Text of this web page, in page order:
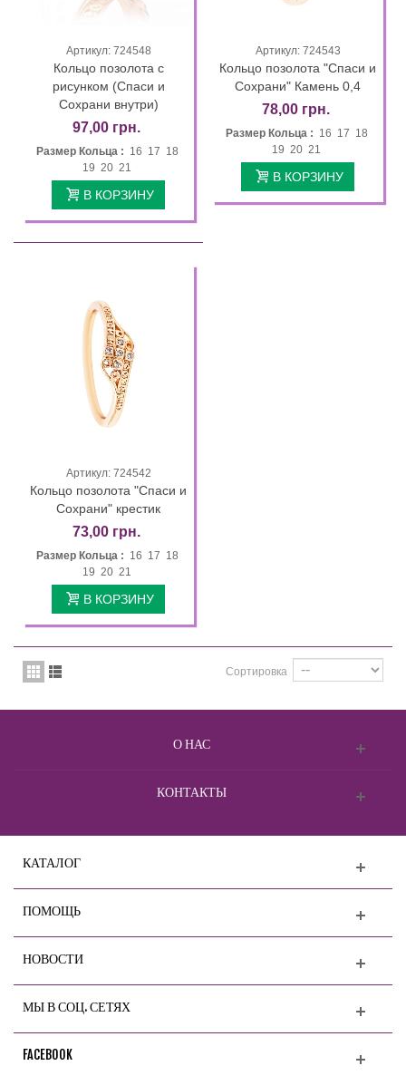
Артикул: 724548
Кольцо позолота с
рисунком (Спаси и
Сохрани внутри)
97,00 грн.
Размер Кольца : 16 17 18
19 20 21
В КОРЗИНУ
Артикул: 724543
Кольцо позолота "Спаси и
Сохрани" Камень 0,4
78,00 грн.
Размер Кольца : 16 17 18
19 20 21
В КОРЗИНУ
Артикул: 724542
Кольцо позолота "Спаси и
Сохрани" крестик
73,00 грн.
Размер Кольца : 16 17 18
19 20 21
В КОРЗИНУ
Сортировка
О НАС
КОНТАКТЫ
КАТАЛОГ
ПОМОЩЬ
НОВОСТИ
МЫ В СОЦ. СЕТЯХ
FACEBOOK